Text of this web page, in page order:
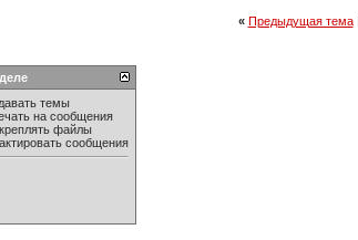
« Предыдущая тема|
темы
на сообщения
файлы
сообщения